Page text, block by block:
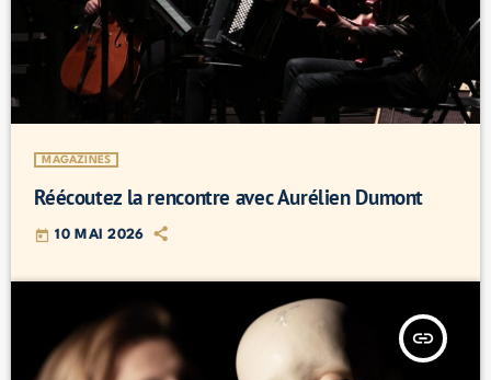
MAGAZINES
Réécoutez la rencontre avec Aurélien Dumont
today 10 MAI 2026
insert_link